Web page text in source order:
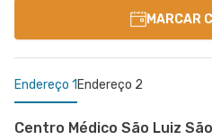
MARCAR
Endereço 1 Endereço 2
Centro Médico São Luiz